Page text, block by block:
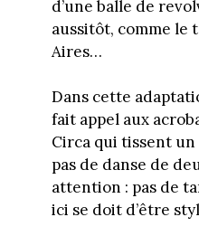
d’une balle de
aussitôt, comme le
Aires…
Dans cette
fait appel aux
Circa qui tissent
pas de danse de
attention : pas de
ici se doit d’être